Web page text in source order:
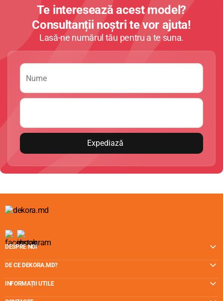
Te interesează acest model?
Consultanții noștri te vor ajuta!
Lasă-ne numărul tău pentru a te suna.
Expediază
DESPRE NOI
DE CE DEKORA.MD?
INFORMAȚII UTILE